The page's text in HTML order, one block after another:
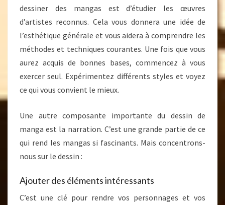
dessiner des mangas est d’étudier les œuvres
d’artistes reconnus. Cela vous donnera une idée de
l’esthétique générale et vous aidera à comprendre les
méthodes et techniques courantes. Une fois que vous
aurez acquis de bonnes bases, commencez à vous
exercer seul. Expérimentez différents styles et voyez
ce qui vous convient le mieux.
Une autre composante importante du dessin de
manga est la narration. C’est une grande partie de ce
qui rend les mangas si fascinants. Mais concentrons-
nous sur le dessin :
Ajouter des éléments intéressants
C’est une clé pour rendre vos personnages et vos